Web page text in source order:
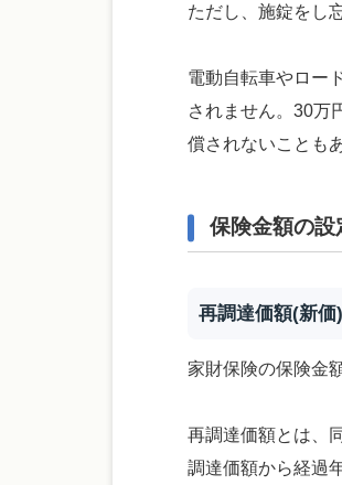
ただし、施錠をし
電動自転車やロー
されません。30万
償されないことも
保険金額の設
再調達価額(新
家財保険の保険金
再調達価額とは、
調達価額から経過